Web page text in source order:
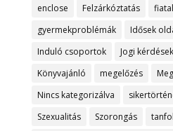
enclose
Felzárkóztatás
gyermekproblémák
Idősek
Induló csoportok
Jogi kérdések
Könyvajánló
megelőzés
Nincs kategorizálva
Szexualitás
Szorongás